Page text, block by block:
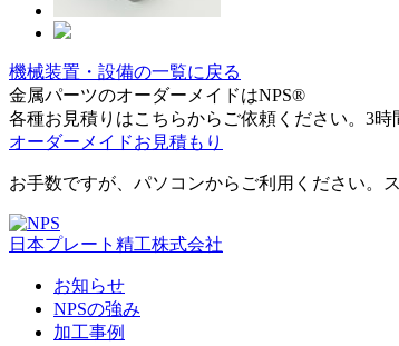
機械装置・設備の一覧に戻る
金属パーツのオーダーメイドはNPS®
各種お見積りはこちらからご依頼ください。3時
オーダーメイドお見積もり
お手数ですが、パソコンからご利用ください。
日本プレート精工株式会社
お知らせ
NPSの強み
加工事例